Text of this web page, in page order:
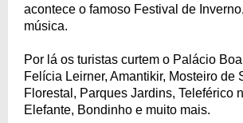
acontece o famoso Festival de
música.
Por lá os turistas curtem o Palácio
Felícia Leirner, Amantikir, Mosteiro de
Florestal, Parques Jardins, Teleférico
Elefante, Bondinho e muito mais.